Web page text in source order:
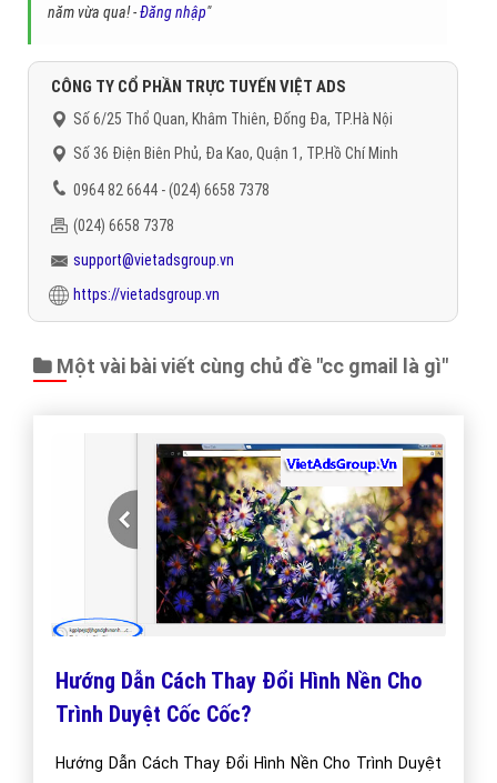
năm vừa qua! -Đăng nhập"
CÔNG TY CỔ PHẦN TRỰC TUYẾN VIỆT ADS
Số 6/25 Thổ Quan, Khâm Thiên, Đống Đa, TP.Hà Nội
Số 36 Điện Biên Phủ, Đa Kao, Quận 1, TP.Hồ Chí Minh
0964 82 6644 - (024) 6658 7378
(024) 6658 7378
support@vietadsgroup.vn
https://vietadsgroup.vn
Một vài bài viết cùng chủ đề "cc gmail là gì"
Hướng Dẫn Cách Thay Đổi Hình Nền Cho
Trình Duyệt Cốc Cốc?
Hướng Dẫn Cách Thay Đổi Hình Nền Cho Trình Duyệt